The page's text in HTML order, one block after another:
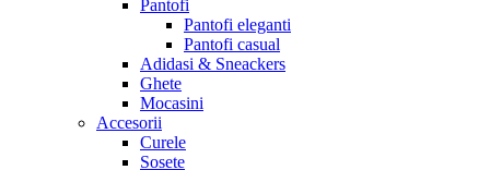
Pantofi
Pantofi eleganti
Pantofi casual
Adidasi & Sneackers
Ghete
Mocasini
Accesorii
Curele
Sosete